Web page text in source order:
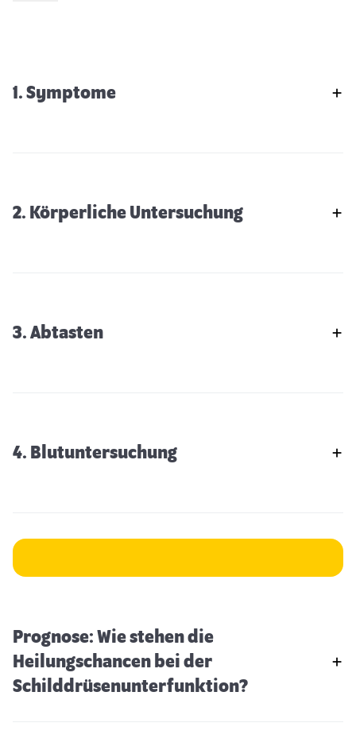
1. Symptome
2. Körperliche Untersuchung
3. Abtasten
4. Blutuntersuchung
Prognose: Wie stehen die
Heilungschancen bei der
Schilddrüsenunterfunktion?